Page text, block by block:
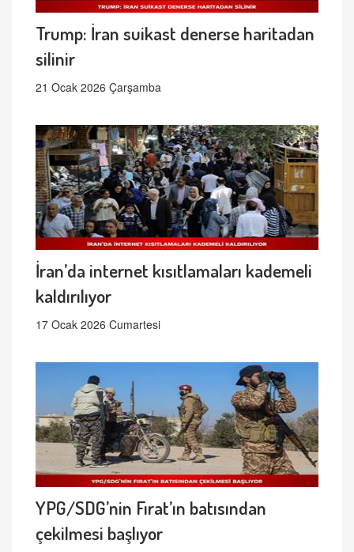
Trump: İran suikast denerse haritadan
silinir
21 Ocak 2026 Çarşamba
İran’da internet kısıtlamaları kademeli
kaldırılıyor
17 Ocak 2026 Cumartesi
YPG/SDG’nin Fırat’ın batısından
çekilmesi başlıyor